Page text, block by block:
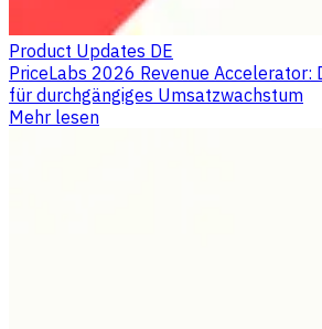
Product Updates DE
PriceLabs 2026 Revenue Accelerator:
für durchgängiges Umsatzwachstum
Mehr lesen